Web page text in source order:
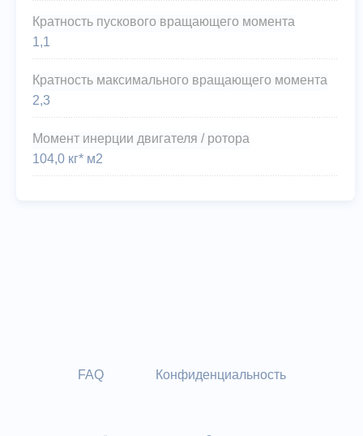
Кратность пускового вращающего момента
1,1
Кратность максимального вращающего момента
2,3
Момент инерции двигателя / ротора
104,0 кг* м2
FAQ Конфиденциальность